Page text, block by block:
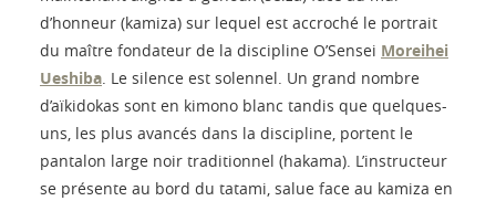
d’honneur (kamiza) sur lequel est accroché le portrait
du maître fondateur de la discipline O’Sensei Moreihei
Ueshiba. Le silence est solennel. Un grand nombre
d’aïkidokas sont en kimono blanc tandis que quelques-
uns, les plus avancés dans la discipline, portent le
pantalon large noir traditionnel (hakama). L’instructeur
se présente au bord du tatami, salue face au kamiza en